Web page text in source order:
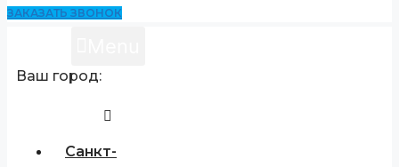
ЗАКАЗАТЬ ЗВОНОК
Ваш город:
Санкт-